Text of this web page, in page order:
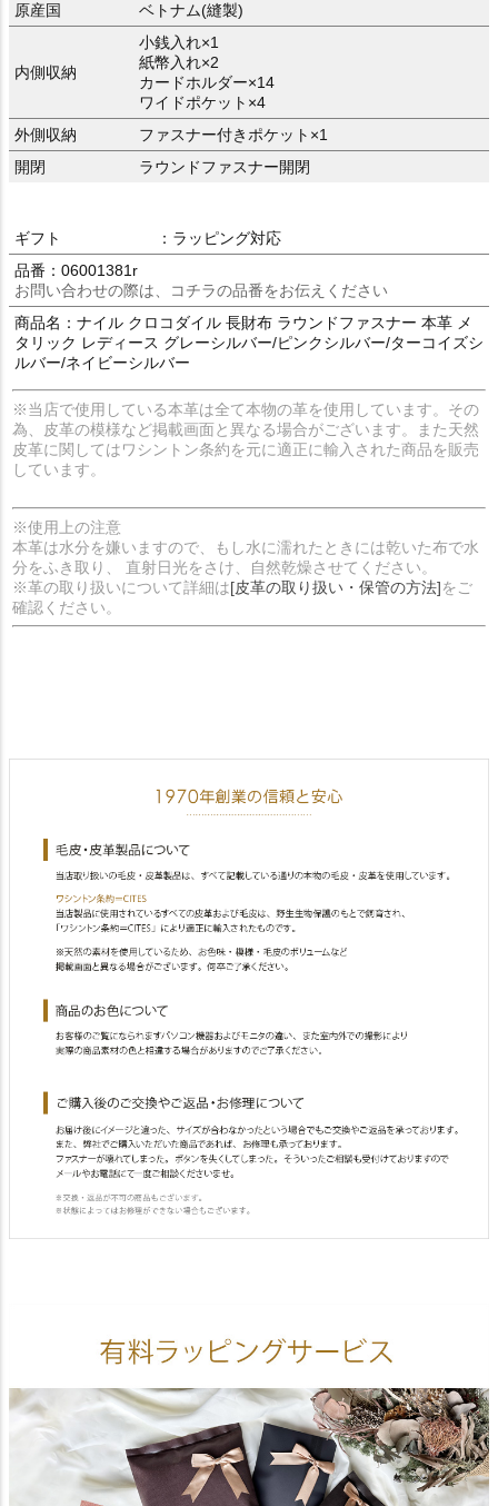
原産国 ベトナム(縫製)
内側収納
小銭入れ×1
紙幣入れ×2
カードホルダー×14
ワイドポケット×4
外側収納
ファスナー付きポケット×1
開閉
ラウンドファスナー開閉
ギフト
：ラッピング対応
品番：06001381r
お問い合わせの際は、コチラの品番をお伝えください
商品名：ナイル クロコダイル 長財布 ラウンドファスナー 本革 メ
タリック レディース グレーシルバー/ピンクシルバー/ターコイズシ
ルバー/ネイビーシルバー
※当店で使用している本革は全て本物の革を使用しています。その
為、皮革の模様など掲載画面と異なる場合がございます。また天然
皮革に関してはワシントン条約を元に適正に輸入された商品を販売
しています。
※使用上の注意
本革は水分を嫌いますので、もし水に濡れたときには乾いた布で水
分をふき取り、 直射日光をさけ、自然乾燥させてください。
※革の取り扱いについて詳細は[皮革の取り扱い・保管の方法]をご
確認ください。